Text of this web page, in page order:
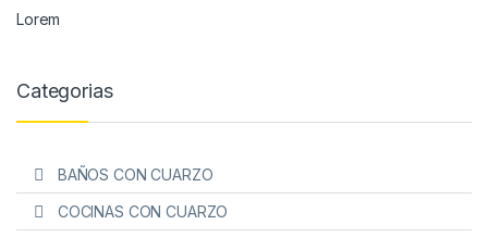
Lorem
Categorias
BAÑOS CON CUARZO
COCINAS CON CUARZO